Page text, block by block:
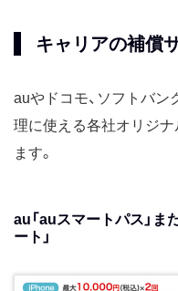
キャリアの補償
auやドコモ、ソフトバン
理に使える各社オリジ
ます。
au「auスマートパス」
ート」